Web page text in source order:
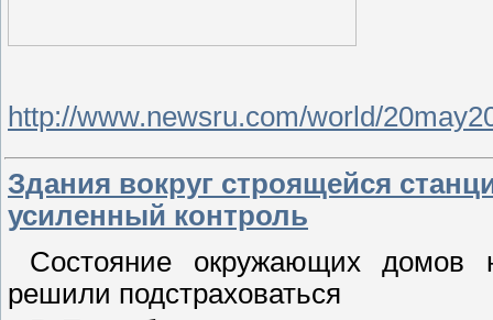
http://www.newsru.com/world/
Здания вокруг строящейся
усиленный контроль
Состояние окружающих домов
решили подстраховаться